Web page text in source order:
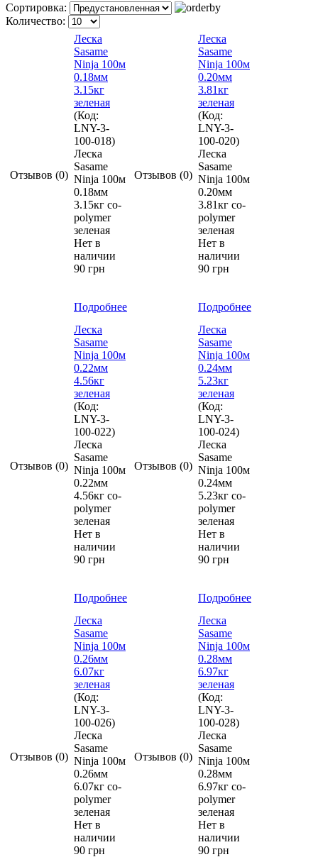
Сортировка:
Количество:
Отзывов (0)
Леска
Sasame
Ninja 100м
0.18мм
3.15кг
зеленая
(Код:
LNY-3-
100-018)
Леска
Sasame
Ninja 100м
0.18мм
3.15кг co-
polymer
зеленая
Нет в
наличии
90 грн
Подробнее
Отзывов (0)
Леска
Sasame
Ninja 100м
0.20мм
3.81кг
зеленая
(Код:
LNY-3-
100-020)
Леска
Sasame
Ninja 100м
0.20мм
3.81кг co-
polymer
зеленая
Нет в
наличии
90 грн
Подробнее
Отзывов (0)
Леска
Sasame
Ninja 100м
0.22мм
4.56кг
зеленая
(Код:
LNY-3-
100-022)
Леска
Sasame
Ninja 100м
0.22мм
4.56кг co-
polymer
зеленая
Нет в
наличии
90 грн
Подробнее
Отзывов (0)
Леска
Sasame
Ninja 100м
0.24мм
5.23кг
зеленая
(Код:
LNY-3-
100-024)
Леска
Sasame
Ninja 100м
0.24мм
5.23кг co-
polymer
зеленая
Нет в
наличии
90 грн
Подробнее
Отзывов (0)
Леска
Sasame
Ninja 100м
0.26мм
6.07кг
зеленая
(Код:
LNY-3-
100-026)
Леска
Sasame
Ninja 100м
0.26мм
6.07кг co-
polymer
зеленая
Нет в
наличии
90 грн
Отзывов (0)
Леска
Sasame
Ninja 100м
0.28мм
6.97кг
зеленая
(Код:
LNY-3-
100-028)
Леска
Sasame
Ninja 100м
0.28мм
6.97кг co-
polymer
зеленая
Нет в
наличии
90 грн